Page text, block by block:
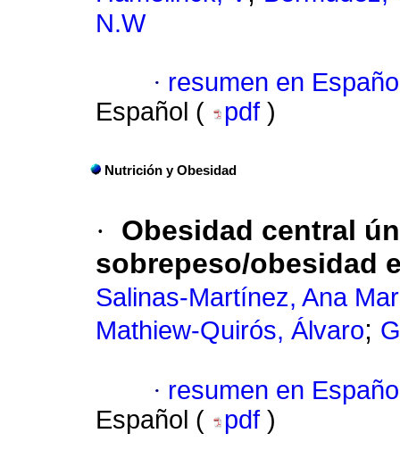
N.W
· resumen en
Español (
pdf )
Nutrición y Obesidad
·
Obesidad central
sobrepeso/obesidad
Salinas-Martínez, Ana
Mathiew-Quirós, Álvaro;
· resumen en
Español (
pdf )